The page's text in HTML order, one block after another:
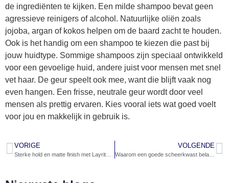
de ingrediënten te kijken. Een milde shampoo bevat geen
agressieve reinigers of alcohol. Natuurlijke oliën zoals
jojoba, argan of kokos helpen om de baard zacht te houden.
Ook is het handig om een shampoo te kiezen die past bij
jouw huidtype. Sommige shampoos zijn speciaal ontwikkeld
voor een gevoelige huid, andere juist voor mensen met snel
vet haar. De geur speelt ook mee, want die blijft vaak nog
even hangen. Een frisse, neutrale geur wordt door veel
mensen als prettig ervaren. Kies vooral iets wat goed voelt
voor jou en makkelijk in gebruik is.
VORIGE VOLGENDE
Waarom een goede scheerkwast belangrijk is bij nat scheren